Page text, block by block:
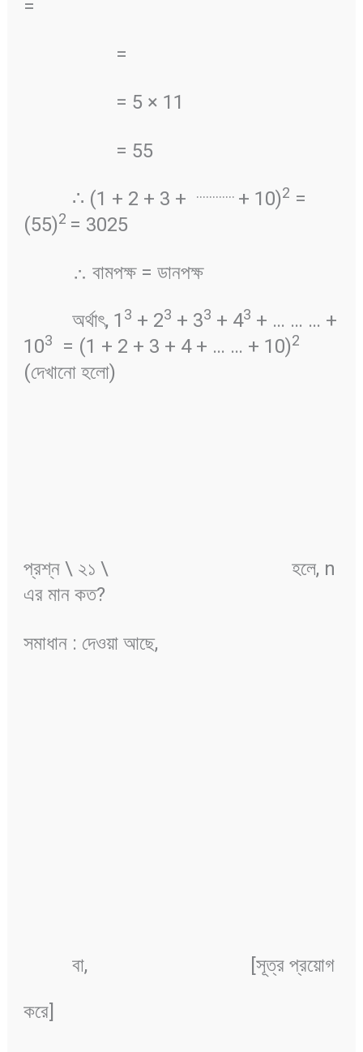
=
=
= 5 × 11
= 55
∴ (1 + 2 + 3 + ………… + 10)2 =
(55)2 = 3025
∴ বামপক্ষ = ডানপক্ষ
অর্থাৎ, 1 3 + 23 + 33 + 43 + … … … +
103 = (1 + 2 + 3 + 4 + … … + 10)2
(দেখানো হলো)
প্রশ্ন \ ২১ \
হলে, n
এর মান কত?
সমাধান : দেওয়া আছে,
বা, [সূত্র প্রয়োগ
করে]